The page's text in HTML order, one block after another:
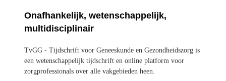
TvGG - Tijdschrift voor Geneeskunde en
Gezondheidszorg is een wetenschappelijk
tijdschrift en online platform voor
zorgprofessionals over alle vakgebieden heen.
LEES MEER